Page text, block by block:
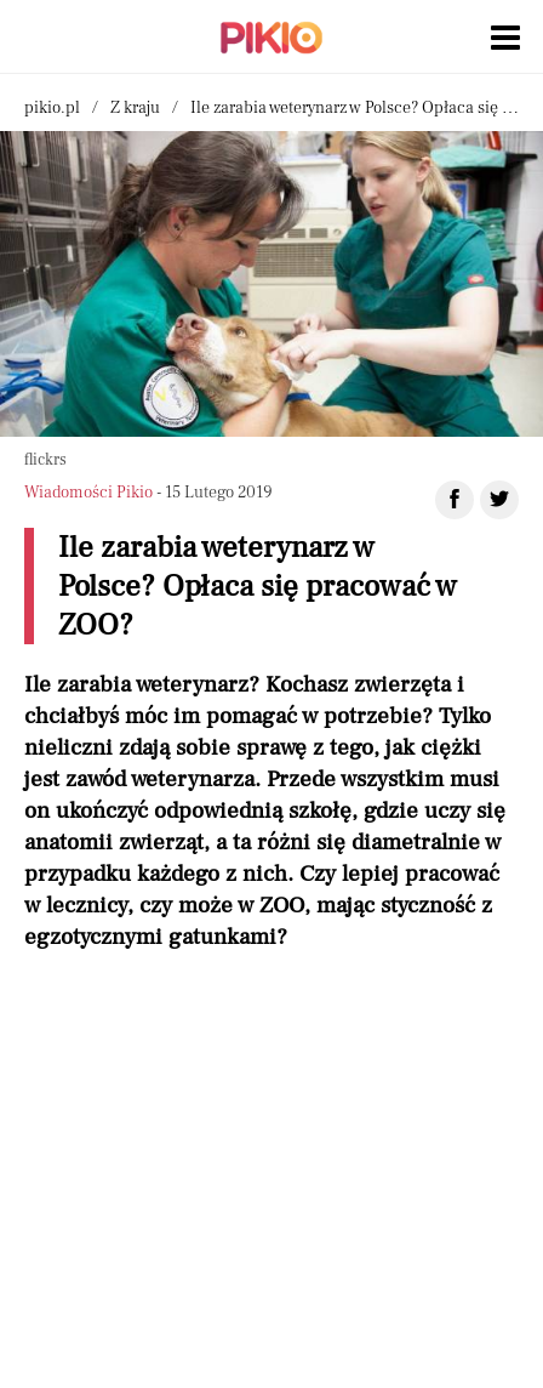
pikio.pl Z kraju Ile zarabia weterynarz w Polsce? Opłaca się pracować w ZOO?
flickrs
Wiadomości Pikio- 15 Lutego 2019
Ile zarabia weterynarz w
Polsce? Opłaca się pracować w
ZOO?
Ile zarabia weterynarz? Kochasz zwierzęta i
chciałbyś móc im pomagać w potrzebie? Tylko
nieliczni zdają sobie sprawę z tego, jak ciężki
jest zawód weterynarza. Przede wszystkim musi
on ukończyć odpowiednią szkołę, gdzie uczy się
anatomii zwierząt, a ta różni się diametralnie w
przypadku każdego z nich. Czy lepiej pracować
w lecznicy, czy może w ZOO, mając styczność z
egzotycznymi gatunkami?